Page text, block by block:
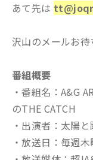
あて先は
沢山のメールお待
番組概要
・番組名：A&G
のTHE CATCH
・出演者：太陽
・放送日：毎週